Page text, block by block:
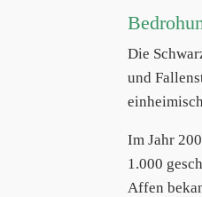
Die
und
Im Jahr
1.000
Affen